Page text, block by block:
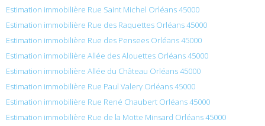
Estimation immobilière Rue Saint Michel Orléans 45000
Estimation immobilière Rue des Raquettes Orléans 45000
Estimation immobilière Rue des Pensees Orléans 45000
Estimation immobilière Allée des Alouettes Orléans 45000
Estimation immobilière Allée du Château Orléans 45000
Estimation immobilière Rue Paul Valery Orléans 45000
Estimation immobilière Rue René Chaubert Orléans 45000
Estimation immobilière Rue de la Motte Minsard Orléans 45000